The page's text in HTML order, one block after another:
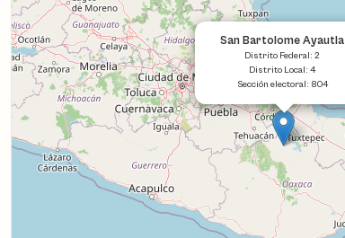
San Bartolome Ayautla
Distrito Federal: 2
Distrito Local: 4
Sección electoral: 804